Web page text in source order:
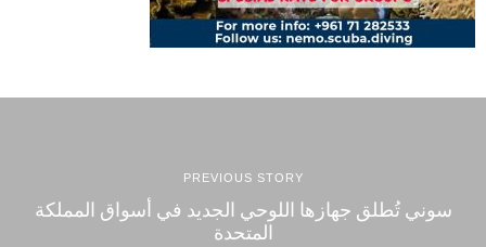
PREVIOUS STORY
سوني تُطلق جهازها اللوحي الجديد في أسواق المملكة
المتحدة